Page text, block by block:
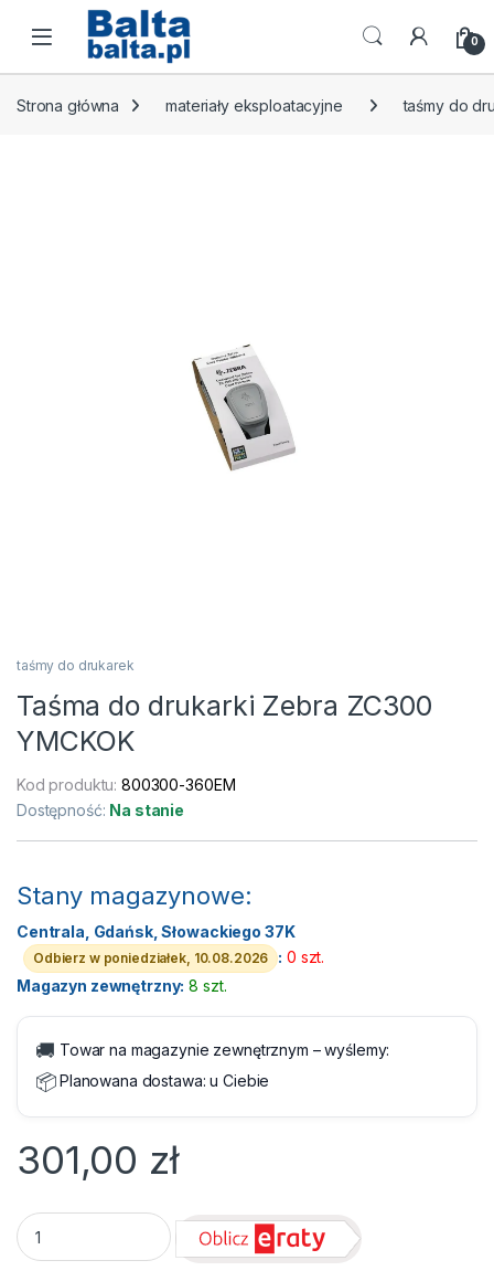
Skip to navigation
Skip to content
Open 0
Strona główna materiały eksploatacyjne taśmy do
taśmy do drukarek
Taśma do drukarki Zebra ZC300
YMCKOK
Kod produktu:800300-360EM
Dostępność: Na stanie
Stany magazynowe:
Centrala, Gdańsk, Słowackiego 37K
Odbierz w poniedziałek, 10.08.2026 : 0 szt.
Magazyn zewnętrzny: 8 szt.
🚚 Towar na magazynie zewnętrznym – wyślemy:
📦Planowana dostawa:u Ciebie
301,00 zł
Taśma do drukarki Zebra ZC300 YMCKOK quantity